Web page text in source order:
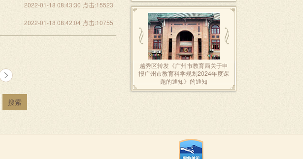
2022-01-18 08:43:30 点击:15523
2022-01-18 08:42:04 点击:10755
越秀区转发《广州市教育局关于申
报广州市教育科学规划2024年度课
题的通知》的通知
搜索